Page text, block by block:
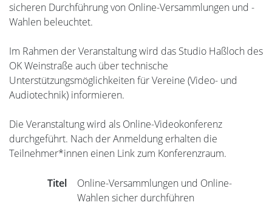
sicheren Durchführung von Online-Versammlungen und -
Wahlen beleuchtet.
Im Rahmen der Veranstaltung wird das Studio Haßloch des
OK Weinstraße auch über technische
Unterstützungsmöglichkeiten für Vereine (Video- und
Audiotechnik) informieren.
Die Veranstaltung wird als Online-Videokonferenz
durchgeführt. Nach der Anmeldung erhalten die
Teilnehmer*innen einen Link zum Konferenzraum.
Titel
Online-Versammlungen und Online-
Wahlen sicher durchführen